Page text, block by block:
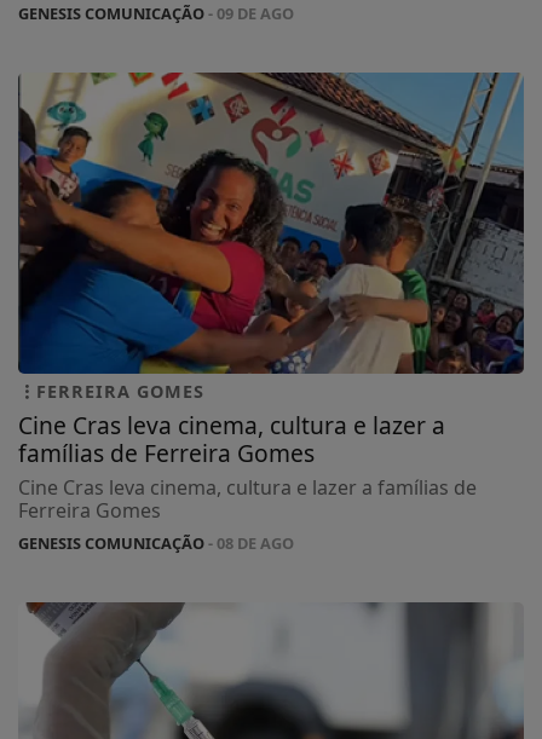
GENESIS COMUNICAÇÃO- 09 DE AGO
FERREIRA GOMES
Cine Cras leva cinema, cultura e lazer a
famílias de Ferreira Gomes
Cine Cras leva cinema, cultura e lazer a famílias de
Ferreira Gomes
GENESIS COMUNICAÇÃO- 08 DE AGO